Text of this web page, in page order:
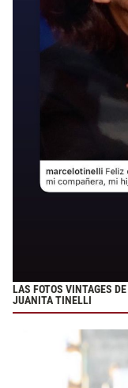
LAS FOTOS VINTAGES
JUANITA TINELLI